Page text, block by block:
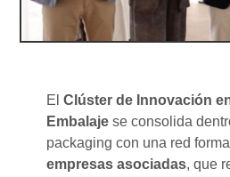
ElClúster de Innovación
Embalaje se consolida
packaging con una red
empresas asociadas, que